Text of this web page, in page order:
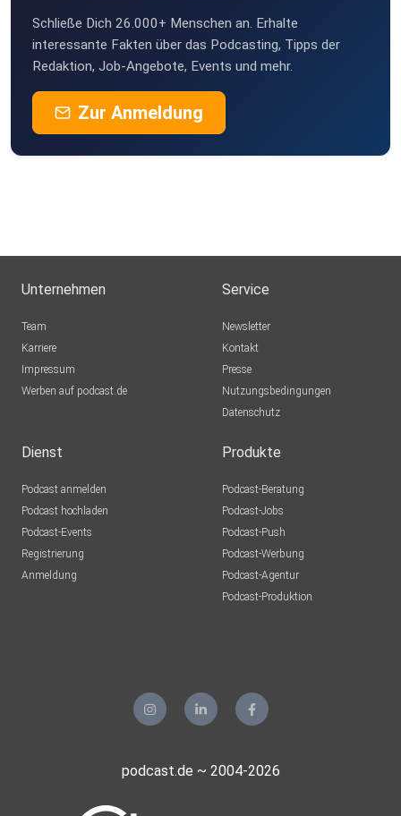
Schließe Dich 26.000+ Menschen an. Erhalte
interessante Fakten über das Podcasting, Tipps der
Redaktion, Job-Angebote, Events und mehr.
Zur Anmeldung
Unternehmen
Team
Karriere
Impressum
Werben auf podcast.de
Service
Newsletter
Kontakt
Presse
Nutzungsbedingungen
Datenschutz
Dienst
Podcast anmelden
Podcast hochladen
Podcast-Events
Registrierung
Anmeldung
Produkte
Podcast-Beratung
Podcast-Jobs
Podcast-Push
Podcast-Werbung
Podcast-Agentur
Podcast-Produktion
podcast.de ~ 2004-2026